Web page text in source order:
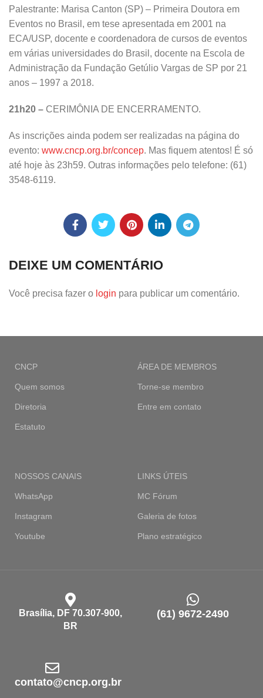
Palestrante: Marisa Canton (SP) – Primeira Doutora em
Eventos no Brasil, em tese apresentada em 2001 na
ECA/USP, docente e coordenadora de cursos de eventos
em várias universidades do Brasil, docente na Escola de
Administração da Fundação Getúlio Vargas de SP por 21
anos – 1997 a 2018.
21h20 – CERIMÔNIA DE ENCERRAMENTO.
As inscrições ainda podem ser realizadas na página do
evento: www.cncp.org.br/concep. Mas fiquem atentos! É só
até hoje às 23h59. Outras informações pelo telefone: (61)
3548-6119.
DEIXE UM COMENTÁRIO
Você precisa fazer o login para publicar um comentário.
CNCP
Quem somos
Diretoria
Estatuto
ÁREA DE MEMBROS
Torne-se membro
Entre em contato
NOSSOS CANAIS
WhatsApp
Instagram
Youtube
LINKS ÚTEIS
MC Fórum
Galeria de fotos
Plano estratégico
Brasília, DF 70.307-900,
BR
(61) 9672-2490
contato@cncp.org.br